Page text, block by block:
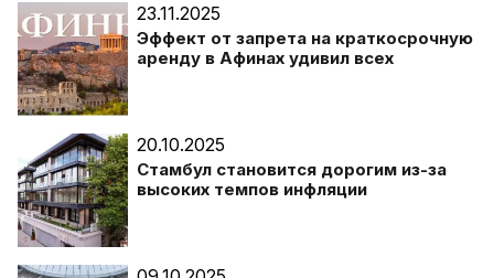
23.11.2025
Эффект от запрета на краткосрочную
аренду в Афинах удивил всех
20.10.2025
Стамбул становится дорогим из-за
высоких темпов инфляции